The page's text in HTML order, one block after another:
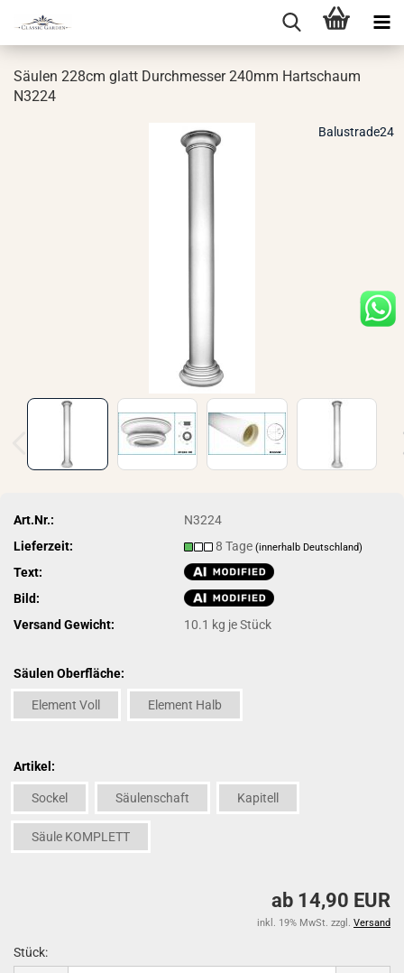
Säu­len 228cm glatt Durch­mes­ser 240mm Hart­schaum
N3224
Balustrade24
Art.Nr.:
N3224
Lieferzeit:
8 Tage(innerhalb Deutschland)
Text:
Bild:
Versand Gewicht:
10.1 kg je Stück
Säulen Oberfläche:
Element Voll Element Halb
Artikel:
Sockel Säulenschaft Kapitell
Säule KOMPLETT
ab 14,90 EUR
inkl. 19% MwSt. zzgl. Versand
Stück: